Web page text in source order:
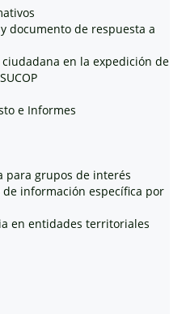
documento de respuesta a
en la expedición de
e Informes
para grupos de interés
información específica por
en entidades territoriales